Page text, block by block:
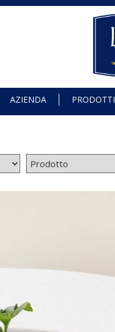
AZIENDA PRODOTTI